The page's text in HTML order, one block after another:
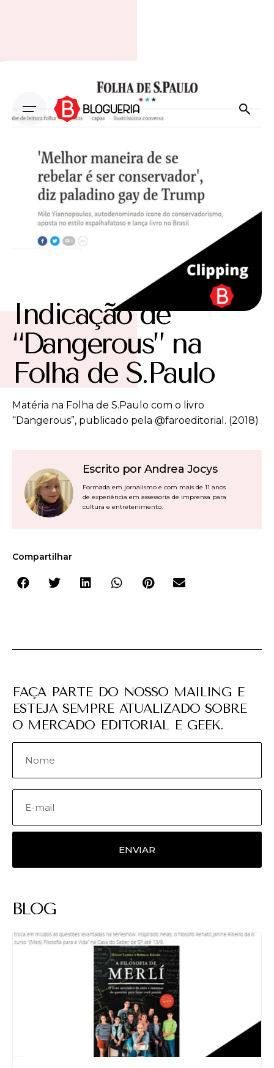
Indicação de
“Dangerous” na
Folha de S.Paulo
Matéria na Folha de S.Paulo com o livro
“Dangerous”, publicado pela @faroeditorial. (2018)
Escrito por Andrea Jocys
Formada em jornalismo e com mais de 11 anos
de experiência em assessoria de imprensa para
cultura e entretenimento.
Compartilhar
FAÇA PARTE DO NOSSO MAILING E
ESTEJA SEMPRE ATUALIZADO SOBRE
O MERCADO EDITORIAL E GEEK.
ENVIAR
BLOG